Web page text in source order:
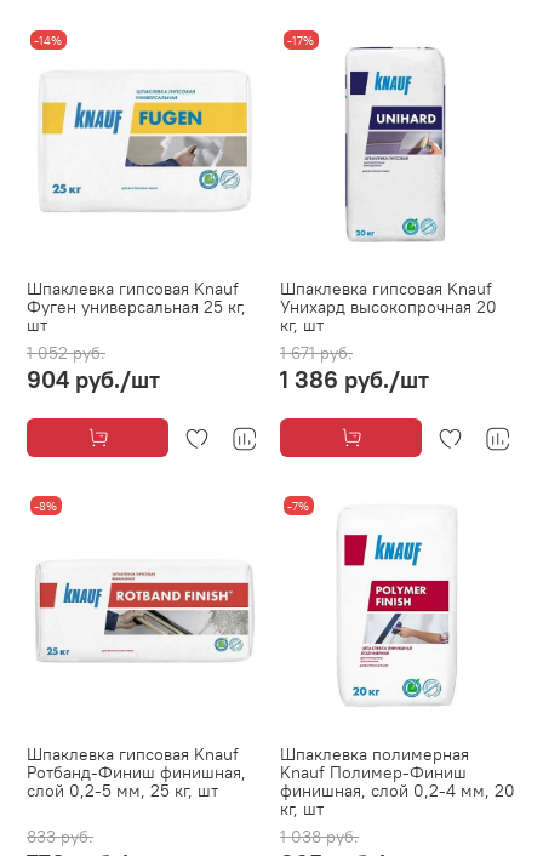
-14%
Шпаклевка гипсовая Knauf
Фуген универсальная 25 кг,
шт
1 052 руб.
904 руб./шт
-17%
Шпаклевка гипсовая Knauf
Унихард высокопрочная 20
кг, шт
1 671 руб.
1 386 руб./шт
-8%
Шпаклевка гипсовая Knauf
Ротбанд-Финиш финишная,
слой 0,2-5 мм, 25 кг, шт
833 руб.
-7%
Шпаклевка полимерная
Knauf Полимер-Финиш
финишная, слой 0,2-4 мм, 20
кг, шт
1 038 руб.